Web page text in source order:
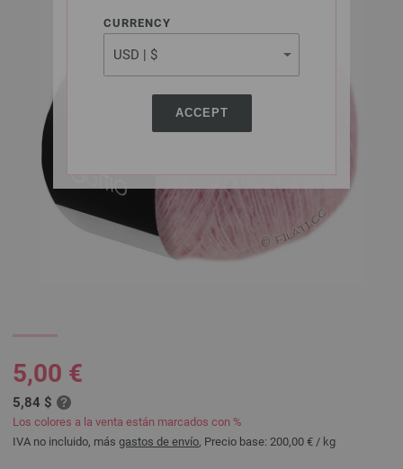
CURRENCY
ACCEPT
5,00 €
5,84 $
Los colores a la venta están marcados con %
IVA no incluido, más gastos de envío, Precio base: 200,00 € / kg